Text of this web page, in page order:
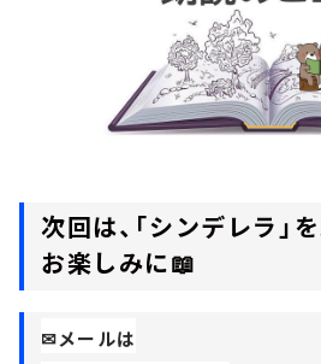
次回は、「シンデレラ」
お楽しみに📖
✉メールは